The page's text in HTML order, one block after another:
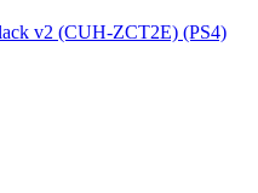
v2 (CUH-ZCT2E) (PS4)